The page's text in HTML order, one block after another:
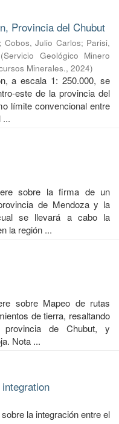
Provincia del Chubut
Cobos, Julio Carlos; Parisi,
(Servicio Geológico Minero
Minerales., 2024)
a escala 1: 250.000, se
este de la provincia del
límite convencional entre
...
sobre la firma de un
de Mendoza y la
se llevará a cabo la
la región ...
sobre Mapeo de rutas
de tierra, resaltando
provincia de Chubut, y
Nota ...
la integración entre el